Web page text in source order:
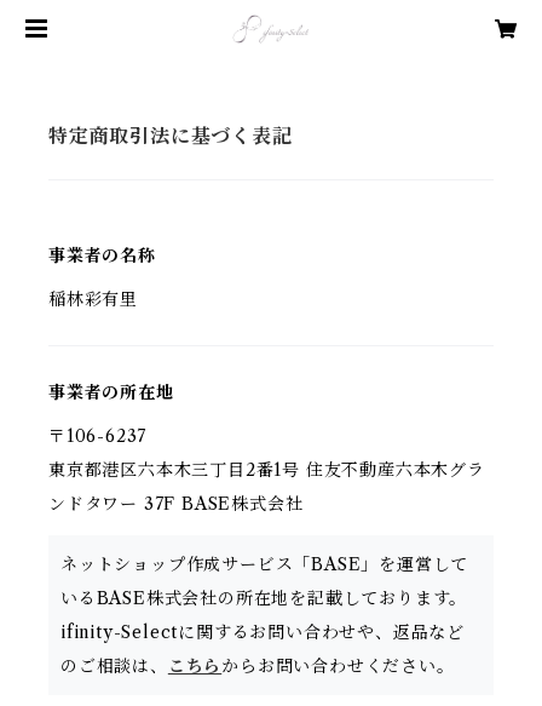
特定商取引法に基づく表記
事業者の名称
稲林彩有里
事業者の所在地
〒106-6237
東京都港区六本木三丁目2番1号 住友不動産六本木グラ
ンドタワー 37F BASE株式会社
ネットショップ作成サービス「BASE」を運営して
いるBASE株式会社の所在地を記載しております。
ifinity-Selectに関するお問い合わせや、返品など
のご相談は、
こちら からお問い合わせください。